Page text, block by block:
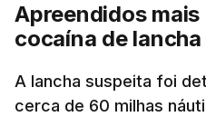
Apreendidos
cocaína de
A lancha suspeita foi
cerca de 60 milhas